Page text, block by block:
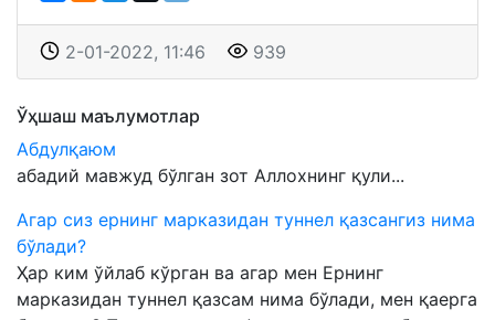
2-01-2022, 11:46 939
Ўҳшаш маълумотлар
Абдулқаюм
абадий мавжуд бўлган зот Аллохнинг қули...
Агар сиз ернинг марказидан туннел қазсангиз нима
бўлади?
Ҳар ким ўйлаб кўрган ва агар мен Ернинг
марказидан туннел қазсам нима бўлади, мен қаерга